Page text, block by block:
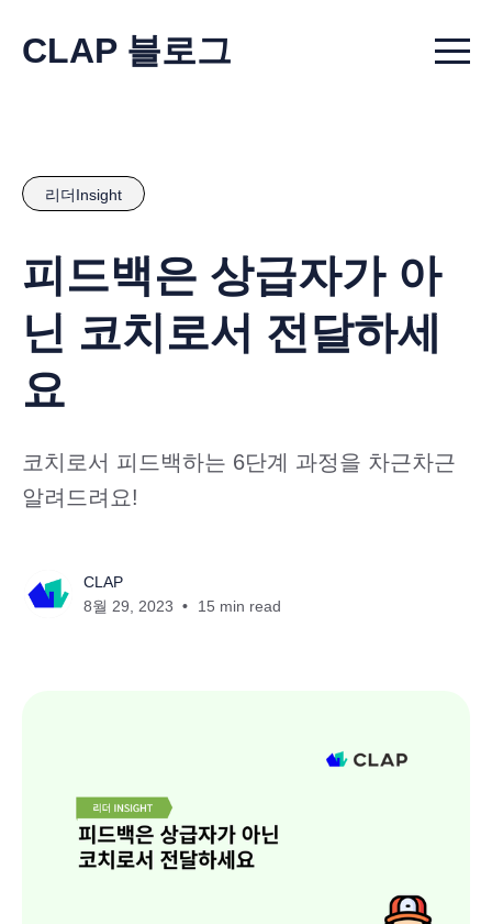
CLAP 블로그 Menu
리더Insight
피드백은 상급자가 아
닌 코치로서 전달하세
요
코치로서 피드백하는 6단계 과정을 차근차근
알려드려요!
CLAP
8월 29, 2023
15 min read